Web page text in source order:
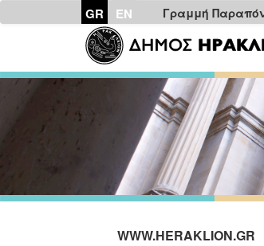
GR EN Γραμμή
WWW.HERAKLION.GR